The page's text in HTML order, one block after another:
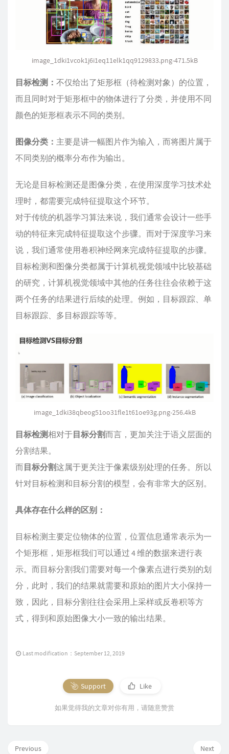
image_1dki1vcok1j6i1eq11elk1qq9129833.png-471.5kB
目标检测： 不仅给出了矩形框（待检测对象）的位置，
而且同时对于矩形框中的物体进行了分类，并使用不同
颜色的矩形框表示不同的类别。
图像分类： 主要是讲一幅图片作为输入，而将图片属于
不同类别的概率分布作为输出。
无论是目标检测还是图像分类，在使用深度学习技术处
理时，都需要完成特征提取这个环节。
对于传统的机器学习算法来说，我们通常会设计一些手
动的特征来完成特征提取这个步骤。而对于深度学习来
说，我们通常使用卷积神经网来完成特征提取的步骤。
目标检测和图像分类都属于计算机视觉领域中比较基础
的研究，计算机视觉领域中其他的任务往往会依赖于这
两个任务的结果进行后续的处理。例如，目标跟踪、单
目标跟踪、多目标跟踪等等。
image_1dki38qbeog51oo31fle1t61oe93g.png-256.4kB
目标检测相对于目标分割而言，更加关注于语义层面的
分割结果。
而目标分割这属于更关注于像素级别处理的任务。所以
针对目标检测和目标分割的模型，会有非常大的区别。
具体存在什么样的区别：
目标检测主要定位物体的位置，位置信息通常表示为一
个矩形框，矩形框我们可以通过 4 维的数据来进行表
示。而目标分割我们需要对每一个像素点进行类别的划
分，此时，我们的结果就需要和原始的图片大小保持一
致，因此，目标分割往往会采用上采样或反卷积等方
式，得到和原始图像大小一致的输出结果。
Last modification：September 12, 2019
Support Like
如果觉得我的文章对你有用，请随意赞赏
Next
Previous